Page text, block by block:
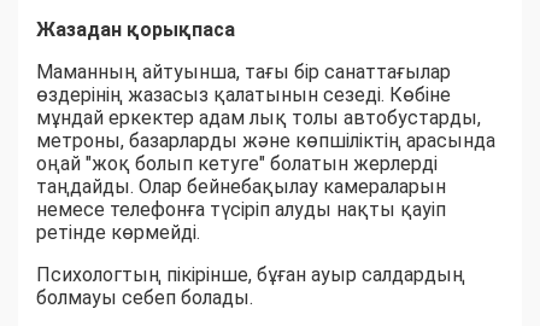
Жазадан қорықпаса
Маманның айтуынша, тағы бір санаттағылар
өздерінің жазасыз қалатынын сезеді. Көбіне
мұндай еркектер адам лық толы автобустарды,
метроны, базарларды және көпшіліктің арасында
оңай "жоқ болып кетуге" болатын жерлерді
таңдайды. Олар бейнебақылау камераларын
немесе телефонға түсіріп алуды нақты қауіп
ретінде көрмейді.
Психологтың пікірінше, бұған ауыр салдардың
болмауы себеп болады.